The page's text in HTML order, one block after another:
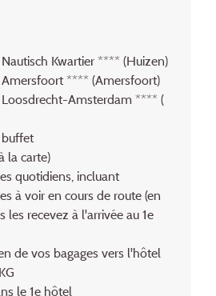
Kwartier **** (Huizen)
Amersfoort **** (Amersfoort)
Loosdrecht-Amsterdam **** (
la carte)
quotidiens, incluant
à voir en cours de route (en
les recevez à l'arrivée au 1e
de vos bagages vers l'hôtel
le 1e hôtel